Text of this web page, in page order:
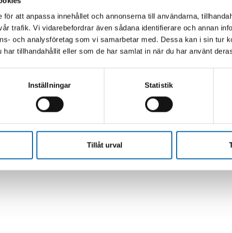
för att anpassa innehållet och annonserna till användarna,
trafik. Vi vidarebefordrar även sådana identifierare och annan
och analysföretag som vi samarbetar med. Dessa kan i sin tur
har tillhandahållit eller som de har samlat in när du har använt
Inställningar Statistik
Tillåt urval